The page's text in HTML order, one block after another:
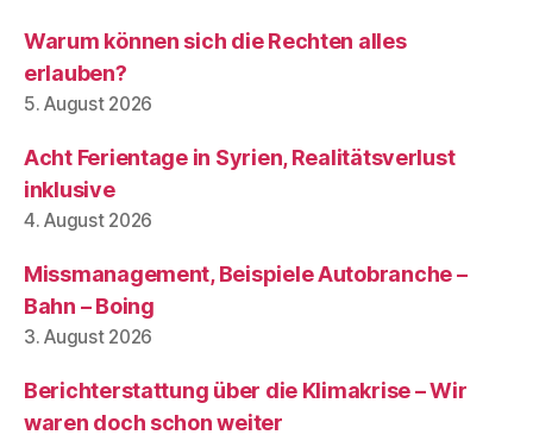
Warum können sich die Rechten alles
erlauben?
5. August 2026
Acht Ferientage in Syrien, Realitätsverlust
inklusive
4. August 2026
Missmanagement, Beispiele Autobranche –
Bahn – Boing
3. August 2026
Berichterstattung über die Klimakrise – Wir
waren doch schon weiter